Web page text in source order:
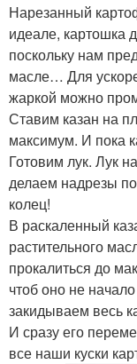
Нарезанный
идеале, картошка
поскольку нам
масле… Для
жаркой можно
Ставим казан на
максимум. И пока
Готовим лук. Лук
делаем надрезы
колец!
В раскаленный
растительного
прокалиться до
чтоб оно не
закидываем весь
И сразу его
все наши куски